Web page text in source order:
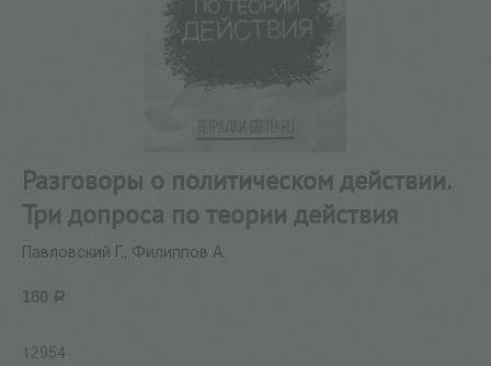
Разговоры о политическом действии.
Три допроса по теории действия
Павловский Г., Филиппов А.
180 Р
12954